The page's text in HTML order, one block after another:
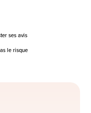
ses avis
le risque